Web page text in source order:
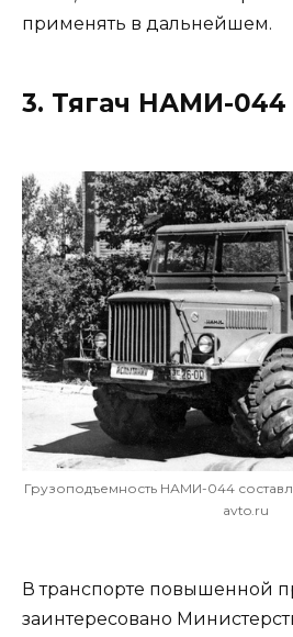
применять в дальнейшем.
3. Тягач НАМИ-044
Грузоподъемность НАМИ-044
avto.ru
В транспорте повышенной
заинтересовано